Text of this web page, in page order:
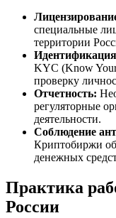
специальные
территории
KYC (Know Your
проверку
Отчетность:
регуляторные
деятельности.
Соблюдение
Криптобиржи
денежных
Практика
России